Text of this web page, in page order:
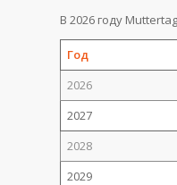
В 2026 году
Год
2026
2027
2028
2029